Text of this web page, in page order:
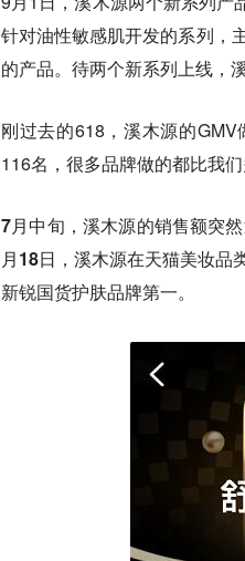
针对油性敏感肌开发的系列，
的产品。待两个新系列上线，
刚过去的618，溪木源的
116名，很多品牌做的都比我
7月中旬，溪木源的销售额突
月18日，溪木源在天猫美妆品
新锐国货护肤品牌第一。